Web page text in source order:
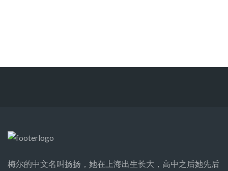
梅尔的中文名叫扬扬，她在上海出生长大，高中之后她先后